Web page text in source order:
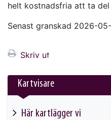
helt kostnadsfria att ta del
Senast granskad 2026-05-
Skriv ut
Kartvisare
Här kartlägger vi